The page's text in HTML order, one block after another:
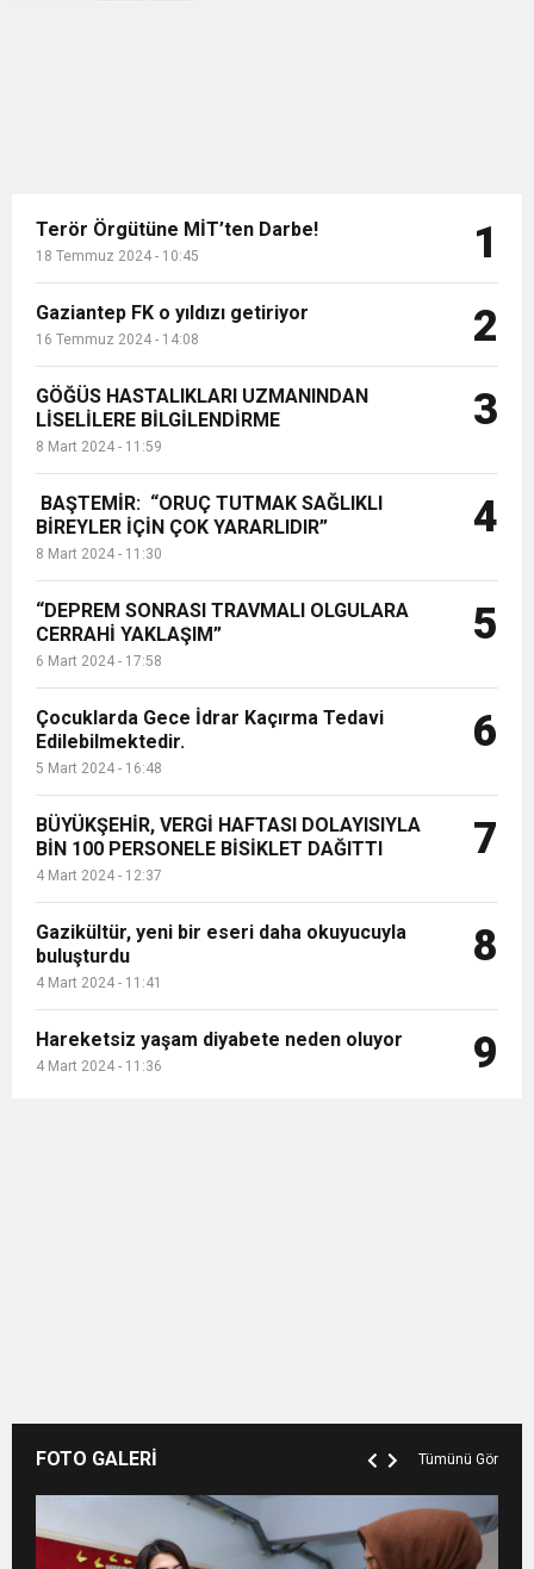
Terör Örgütüne MİT’ten Darbe!
18 Temmuz 2024 - 10:45 1
Gaziantep FK o yıldızı getiriyor
16 Temmuz 2024 - 14:08 2
GÖĞÜS HASTALIKLARI UZMANINDAN
LİSELİLERE BİLGİLENDİRME
8 Mart 2024 - 11:59
3
BAŞTEMİR: “ORUÇ TUTMAK SAĞLIKLI
BİREYLER İÇİN ÇOK YARARLIDIR”
8 Mart 2024 - 11:30
4
“DEPREM SONRASI TRAVMALI OLGULARA
CERRAHİ YAKLAŞIM”
6 Mart 2024 - 17:58
5
Çocuklarda Gece İdrar Kaçırma Tedavi
Edilebilmektedir.
5 Mart 2024 - 16:48
6
BÜYÜKŞEHİR, VERGİ HAFTASI DOLAYISIYLA
BİN 100 PERSONELE BİSİKLET DAĞITTI
4 Mart 2024 - 12:37
7
Gazikültür, yeni bir eseri daha okuyucuyla
buluşturdu
4 Mart 2024 - 11:41
8
Hareketsiz yaşam diyabete neden oluyor
4 Mart 2024 - 11:36 9
FOTO GALERİ Tümünü Gör